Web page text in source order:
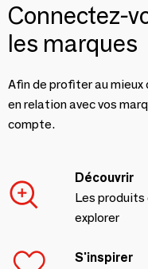
Connectez-
les marques
Afin de profiter au
en relation avec vos
compte.
Découvrir
Les produits
explorer
S'inspirer